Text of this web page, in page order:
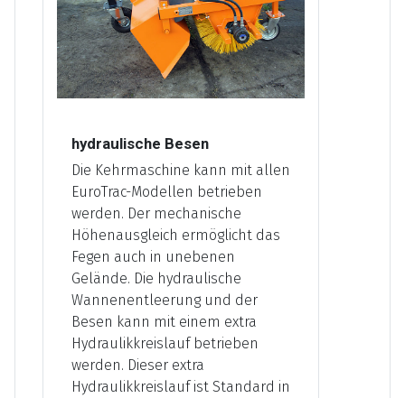
hydraulische Besen
Die Kehrmaschine kann mit allen
EuroTrac-Modellen betrieben
werden. Der mechanische
Höhenausgleich ermöglicht das
Fegen auch in unebenen
Gelände. Die hydraulische
Wannenentleerung und der
Besen kann mit einem extra
Hydraulikkreislauf betrieben
werden. Dieser extra
Hydraulikkreislauf ist Standard in